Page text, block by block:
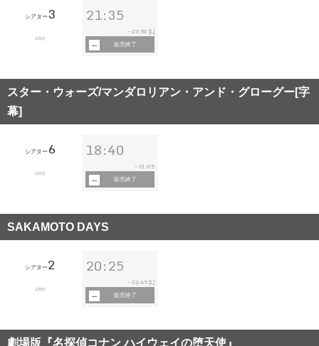
シアター 3
125分
21:35
~ 23:50 [L]
販売終了
スター・ウォーズ/マンダロリアン・アンド・グローグー[字
幕]
シアター 6
132分
18:40
~ 21:05
販売終了
SAKAMOTO DAYS
シアター2
129分
20:25
~ 22:45 [L]
販売終了
劇場版『名探偵コナン ハイウェイの堕天使』